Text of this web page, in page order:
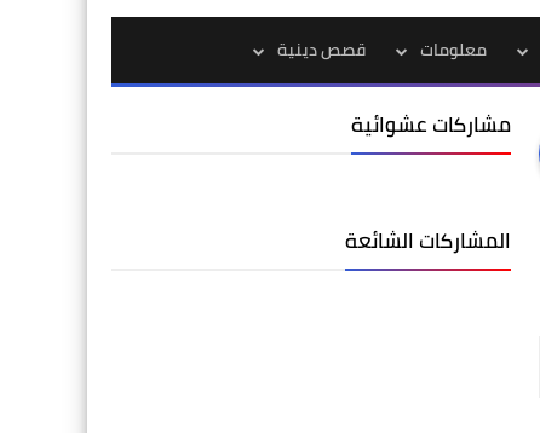
معلومات قصص دينية
مشاركات عشوائية
المشاركات الشائعة